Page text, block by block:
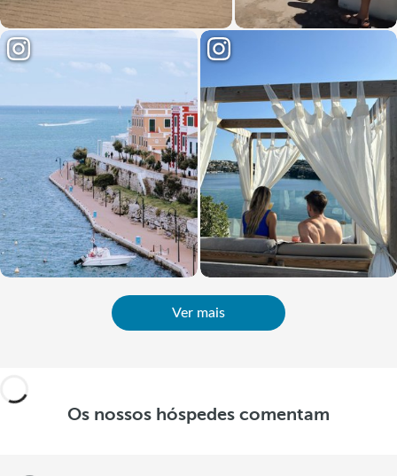
Ver mais
Os nossos hóspedes comentam